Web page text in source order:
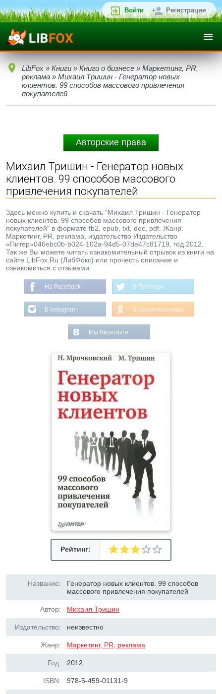
Войти Регистрация
LibFox » Книги » Книги о бизнесе » Маркетинг, PR,
реклама » Михаил Тришин - Генератор новых
клиентов. 99 способов массового привлечения
покупателей
Авторские права
Михаил Тришин - Генератор новых
клиентов. 99 способов массового
привлечения покупателей
Здесь можно купить и скачать "Михаил Тришин - Генератор
новых клиентов. 99 способов массового привлечения
покупателей" в формате fb2, epub, txt, doc, pdf. Жанр:
Маркетинг, PR, реклама, издательство Издательство
«Питер»046ebc0b-b024-102a-94d5-07de47c81719, год 2012.
Так же Вы можете читать ознакомительный отрывок из книги на
сайте LibFox.Ru (ЛибФокс) или прочесть описание и
ознакомиться с отзывами.
На Facebook В Твиттере
В Instagram В Одноклассниках
Мы Вконтакте
Рейтинг:
Название:
Генератор новых клиентов. 99 способов
массового привлечения покупателей
Автор: Михаил Тришин
Издательство: неизвестно
Жанр: Маркетинг, PR, реклама
Год: 2012
ISBN: 978-5-459-01131-9